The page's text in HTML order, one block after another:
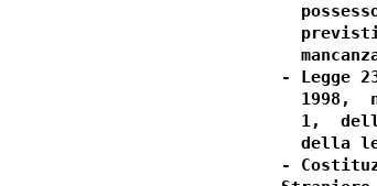
- Legge
1998,
1,
della
-